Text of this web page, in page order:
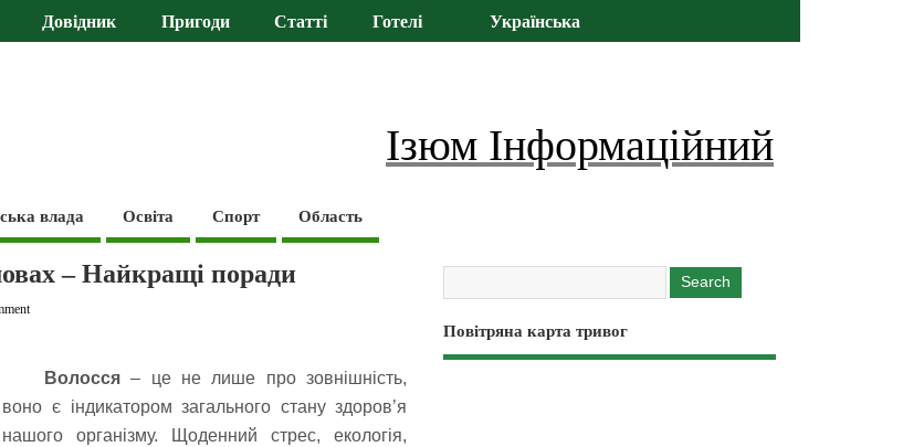
Довідник Пригоди Статті Готелі Українська
Ізюм Інформаційний
влада Освіта Спорт Область
– Найкращі поради
Волосся– це не лише про зовнішність,
воно є індикатором загального стану здоров’я
нашого організму. Щоденний стрес, екологія,
Повітряна карта тривог